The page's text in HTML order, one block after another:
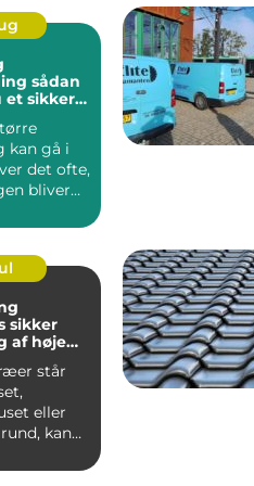
et sikkert
kan gå i
det ofte,
bliver
af høje
står
eller
kan
...